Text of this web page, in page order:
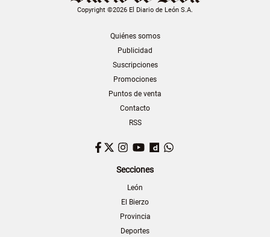
Copyright ©2026 El Diario de León S.A.
Quiénes somos
Publicidad
Suscripciones
Promociones
Puntos de venta
Contacto
RSS
Facebook
TwitterInstagram
YouTubeDailymotion
Secciones
León
El Bierzo
Provincia
Deportes